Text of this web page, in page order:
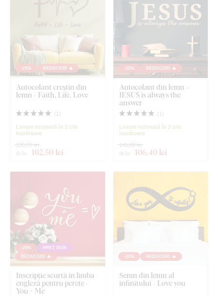
-25% REDUCERI 🔥
Autocolant creștin din
lemn - Faith, Life, Love
( 1 )
Livrare estimată în 2 zile
lucrătoare
de la 102,50 lei
136,70 lei
-25% REDUCERI 🔥
Autocolant din lemn -
JESUS is always the
answer
( 1 )
Livrare estimată în 2 zile
lucrătoare
de la 106,40 lei
141,80 lei
-25%
PREȚ BUN
REDUCERI 🔥
Inscripție scurtă în limba
engleză pentru perete -
You + Me
-25% REDUCERI 🔥
Semn din lemn al
infinitului - Love you